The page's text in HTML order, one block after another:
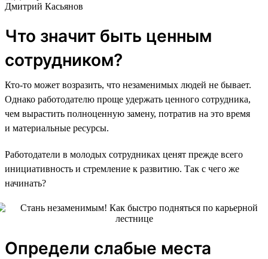
Дмитрий Касьянов
Что значит быть ценным
сотрудником?
Кто-то может возразить, что незаменимых людей не бывает.
Однако работодателю проще удержать ценного сотрудника,
чем вырастить полноценную замену, потратив на это время
и материальные ресурсы.
Работодатели в молодых сотрудниках ценят прежде всего
инициативность и стремление к развитию. Так с чего же
начинать?
Определи слабые места